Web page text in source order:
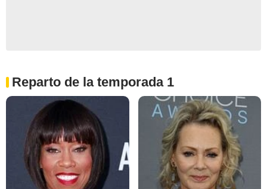
Reparto de la temporada 1